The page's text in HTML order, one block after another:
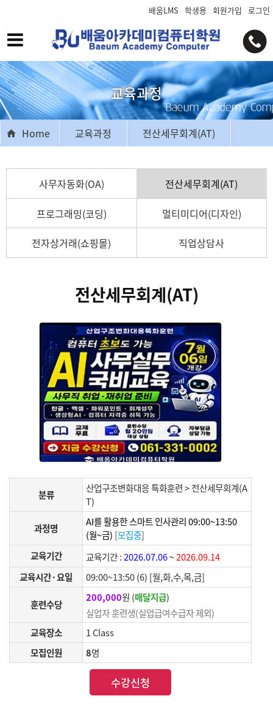
배움LMS 학생용 회원가입 로그인
교육과정
Home 교육과정 전산세무회계(AT)
사무자동화(OA) 전산세무회계(AT)
프로그래밍(코딩) 멀티미디어(디자인)
전자상거래(쇼핑몰) 직업상담사
전산세무회계(AT)
분류
산업구조변화대응 특화훈련 > 전산세무회계(A
T)
과정명
AI를 활용한 스마트 인사관리 09:00~13:50
(월~금) [모집중]
교육기간
교육기간 :2026.07.06~2026.09.14
교육시간·요일
09:00~13:50 (6) [월,화,수,목,금]
훈련수당
200,000원 (매달지급)
실업자 훈련생(실업급여수급자 제외)
교육장소
1 Class
모집인원
8명
수강신청